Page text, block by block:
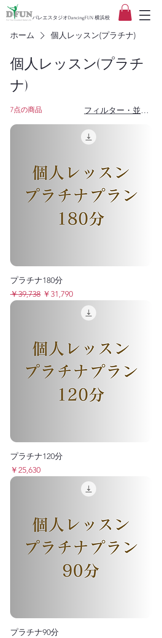
バレエスタジオDancingFUN 横浜校
ホーム 個人レッスン(プラチナ)
個人レッスン(プラチ
ナ)
7点の商品 フィルター・並び替え
プラチナ180分
通常価格
￥39,738 セール価格
￥31,790
プラチナ120分
価格
￥25,630
プラチナ90分